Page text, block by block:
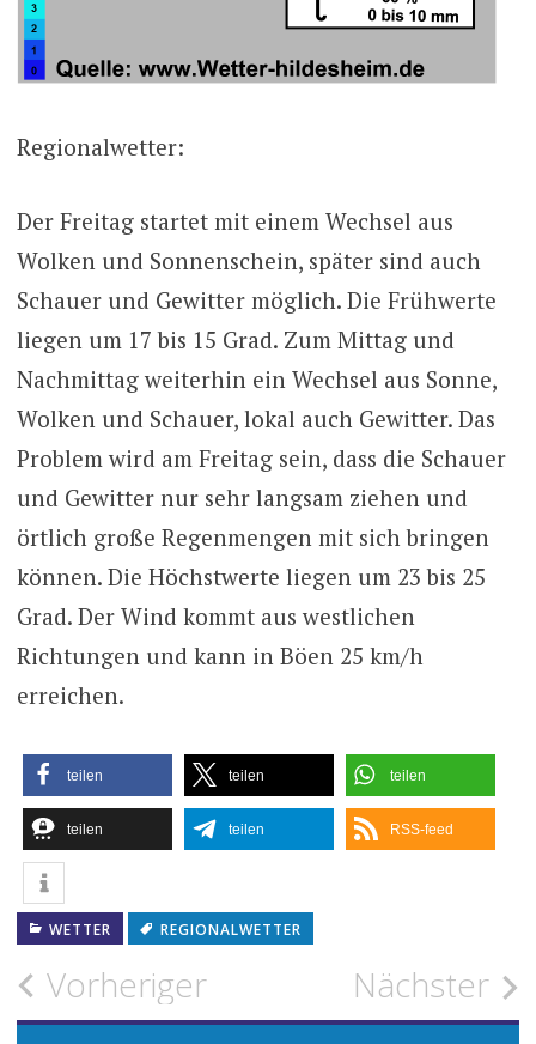
Regionalwetter:
Der Freitag startet mit einem Wechsel aus
Wolken und Sonnenschein, später sind auch
Schauer und Gewitter möglich. Die Frühwerte
liegen um 17 bis 15 Grad. Zum Mittag und
Nachmittag weiterhin ein Wechsel aus Sonne,
Wolken und Schauer, lokal auch Gewitter. Das
Problem wird am Freitag sein, dass die Schauer
und Gewitter nur sehr langsam ziehen und
örtlich große Regenmengen mit sich bringen
können. Die Höchstwerte liegen um 23 bis 25
Grad. Der Wind kommt aus westlichen
Richtungen und kann in Böen 25 km/h
erreichen.
teilen teilen teilen
teilen teilen RSS-feed
WETTER REGIONALWETTER
Beitragsnavigation
Vorheriger Nächster